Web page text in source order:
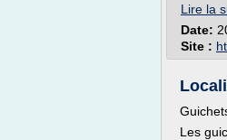
Lire la
Date:
Site :
Les